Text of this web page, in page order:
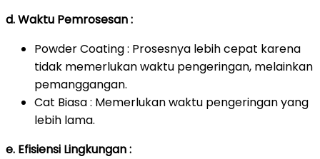
d. Waktu Pemrosesan :
Powder Coating : Prosesnya lebih cepat karena
tidak memerlukan waktu pengeringan, melainkan
pemanggangan.
Cat Biasa : Memerlukan waktu pengeringan yang
lebih lama.
e. Efisiensi Lingkungan :